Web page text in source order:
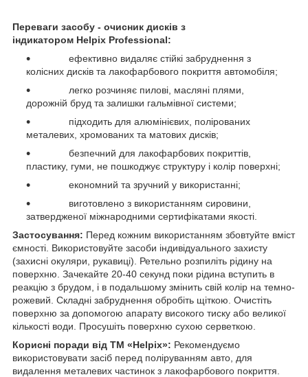
Переваги засобу - очисник дисків з
індикатором Helpix Professional:
ефективно видаляє стійкі забруднення з
колісних дисків та лакофарбового покриття автомобіля;
легко розчиняє пилові, масляні плями,
дорожній бруд та залишки гальмівної системи;
підходить для алюмінієвих, полірованих
металевих, хромованих та матових дисків;
безпечний для лакофарбових покриттів,
пластику, гуми, не пошкоджує структуру і колір поверхні;
економний та зручний у використанні;
виготовлено з використанням сировини,
затвердженої міжнародними сертифікатами якості.
Застосування: Перед кожним використанням збовтуйте вміст
ємності. Використовуйте засоби індивідуального захисту
(захисні окуляри, рукавиці). Ретельно розпиліть рідину на
поверхню. Зачекайте 20-40 секунд поки рідина вступить в
реакцію з брудом, і в подальшому змінить свій колір на темно-
рожевий. Складні забруднення обробіть щіткою. Очистіть
поверхню за допомогою апарату високого тиску або великої
кількості води. Просушіть поверхню сухою серветкою.
Корисні поради від ТМ «Helpix»: Рекомендуємо
використовувати засіб перед поліруванням авто, для
видалення металевих частинок з лакофарбового покриття.